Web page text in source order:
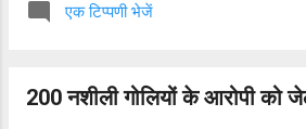
कातिलाना हमला करने वाले
की अदालत में पेश किया गया
एक टिप्पणी भेजें
200 नशीली गोलियों के आरोपी को